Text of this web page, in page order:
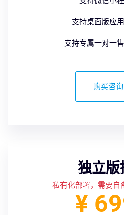
支持桌面版应
支持专属一对一
购买咨询
独立版
私有化部署，需要自
¥